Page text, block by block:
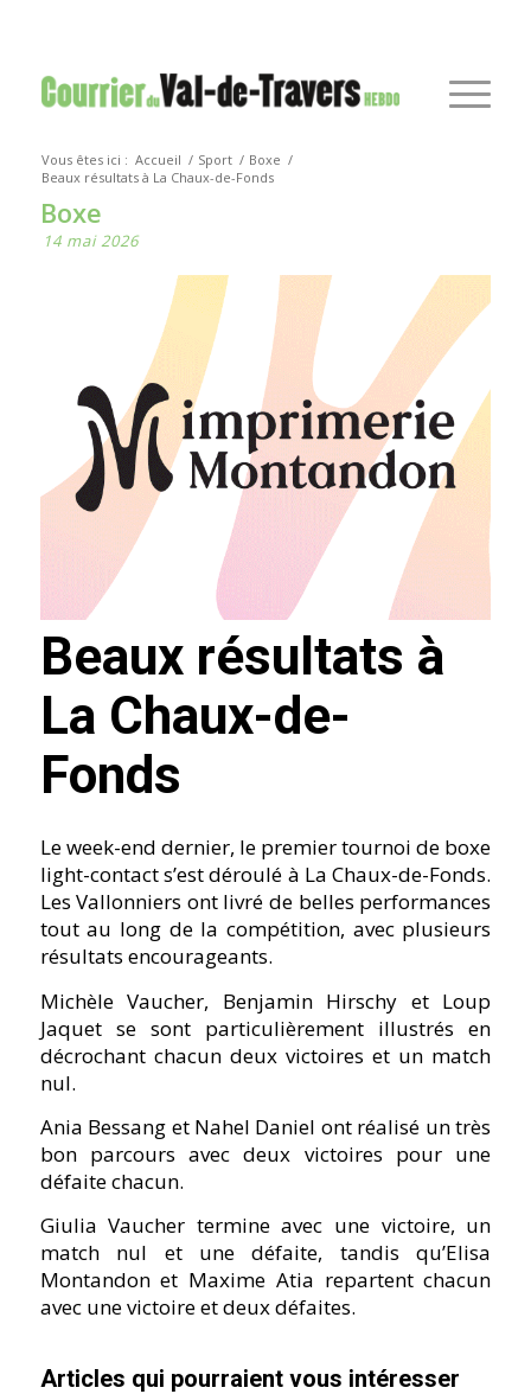
Vous êtes ici : Accueil / Sport / Boxe /
Beaux résultats à La Chaux-de-Fonds
Boxe
14 mai 2026
Beaux résultats à
La Chaux-de-
Fonds
Le week-end dernier, le premier tournoi de boxe
light-contact s’est déroulé à La Chaux-de-Fonds.
Les Vallonniers ont livré de belles performances
tout au long de la compétition, avec plusieurs
résultats encourageants.
Michèle Vaucher, Benjamin Hirschy et Loup
Jaquet se sont particulièrement illustrés en
décrochant chacun deux victoires et un match
nul.
Ania Bessang et Nahel Daniel ont réalisé un très
bon parcours avec deux victoires pour une
défaite chacun.
Giulia Vaucher termine avec une victoire, un
match nul et une défaite, tandis qu’Elisa
Montandon et Maxime Atia repartent chacun
avec une victoire et deux défaites.
Articles qui pourraient vous intéresser